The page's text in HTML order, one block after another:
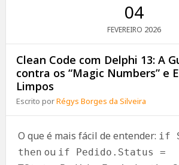
04
FEVEREIRO 2026
Clean Code com Delphi 13: A
contra os “Magic Numbers” e
Limpos
Escrito porRégys Borges da Silveira
O que é mais fácil de entender: if
then ou if Pedido.Status =